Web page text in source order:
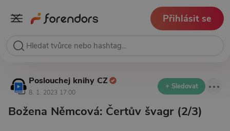
Přihlásit se
Poslouchej knihy CZ
8. 1. 2023 17:00
+ Sledovat
Božena Němcová: Čertův švagr (2/3)